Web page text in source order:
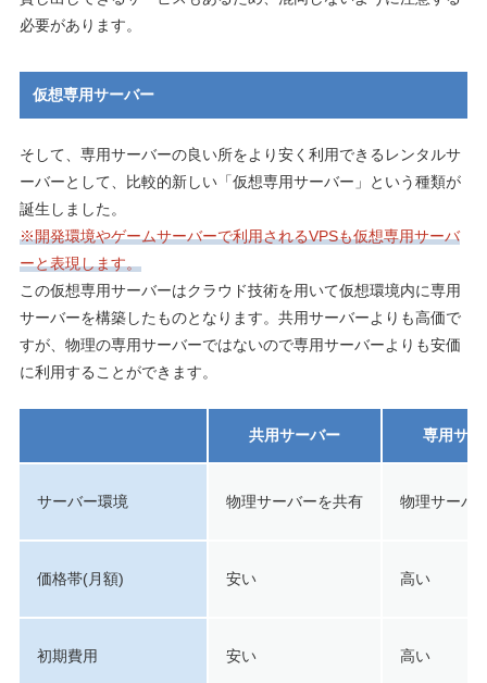
必要があります。
仮想専用サーバー
そして、専用サーバーの良い所をより安く利用できるレンタルサ
ーバーとして、比較的新しい「仮想専用サーバー」という種類が
誕生しました。
※開発環境やゲームサーバーで利用されるVPSも仮想専用サーバ
ーと表現します。
この仮想専用サーバーはクラウド技術を用いて仮想環境内に専用
サーバーを構築したものとなります。共用サーバーよりも高価で
すが、物理の専用サーバーではないので専用サーバーよりも安価
に利用することができます。
共用サーバー 専用サー
サーバー環境 物理サーバーを共有 物理サーバ
価格帯(月額) 安い 高い
初期費用 安い 高い